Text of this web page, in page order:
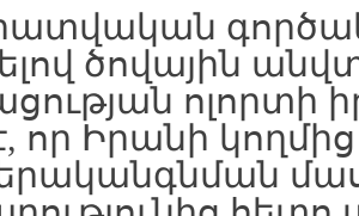
լրատվական
ծովային
ոլորտի
որ Իրանի